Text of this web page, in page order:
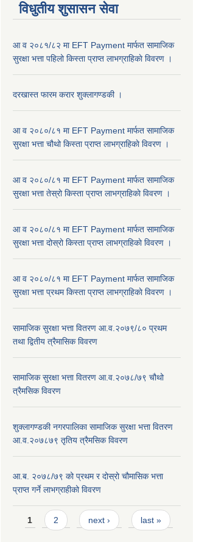
विधुतीय शुसासन सेवा
आ व २०८१/८२ मा EFT Payment मार्फत सामाजिक
सुरक्षा भत्ता पहिलो किस्ता प्राप्त लाभग्राहिकाे विवरण ।
दरखास्त फारम करार शुक्लागण्डकी ।
आ व २०८०/८१ मा EFT Payment मार्फत सामाजिक
सुरक्षा भत्ता चौथो किस्ता प्राप्त लाभग्राहिकाे विवरण ।
आ व २०८०/८१ मा EFT Payment मार्फत सामाजिक
सुरक्षा भत्ता तेस्रो किस्ता प्राप्त लाभग्राहिकाे विवरण ।
आ व २०८०/८१ मा EFT Payment मार्फत सामाजिक
सुरक्षा भत्ता दोस्रो किस्ता प्राप्त लाभग्राहिकाे विवरण ।
आ व २०८०/८१ मा EFT Payment मार्फत सामाजिक
सुरक्षा भत्ता प्रथम किस्ता प्राप्त लाभग्राहिकाे विवरण ।
सामाजिक सुरक्षा भत्ता वितरण आ.व.२०७९/८० प्रथम
तथा द्वितीय त्रैमासिक विवरण
सामाजिक सुरक्षा भत्ता वितरण आ.व.२०७८/७९ चौथो
त्रैमसिक विवरण
शुक्लागण्डकी नगरपालिका सामाजिक सुरक्षा भत्ता वितरण
आ.व.२०७८७९ तृतिय त्रैमसिक विवरण
आ.ब. २०७८/७९ को प्रथम र दोस्रो चौमासिक भत्ता
प्राप्त गर्ने लाभग्राहीको विवरण
Pages
1 2 next › last »